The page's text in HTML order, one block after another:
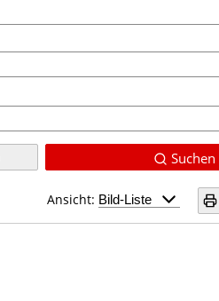
Suchen
Ansicht: